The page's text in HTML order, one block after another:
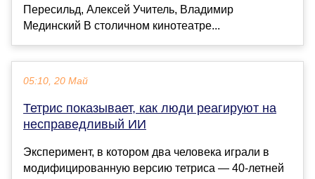
Пересильд, Алексей Учитель, Владимир
Мединский В столичном кинотеатре...
05:10, 20 Май
Тетрис показывает, как люди реагируют на
несправедливый ИИ
Эксперимент, в котором два человека играли в
модифицированную версию тетриса — 40-летней